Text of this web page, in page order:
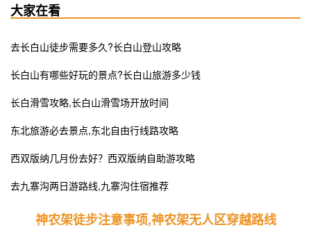
大家在看
去长白山徒步需要多久?长白山登山攻略
长白山有哪些好玩的景点?长白山旅游多少钱
长白滑雪攻略,长白山滑雪场开放时间
东北旅游必去景点,东北自由行线路攻略
西双版纳几月份去好？西双版纳自助游攻略
去九寨沟两日游路线,九寨沟住宿推荐
神农架徒步注意事项,神农架无人区穿越路线